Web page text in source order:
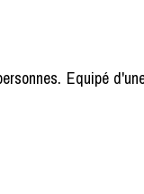
Equipé